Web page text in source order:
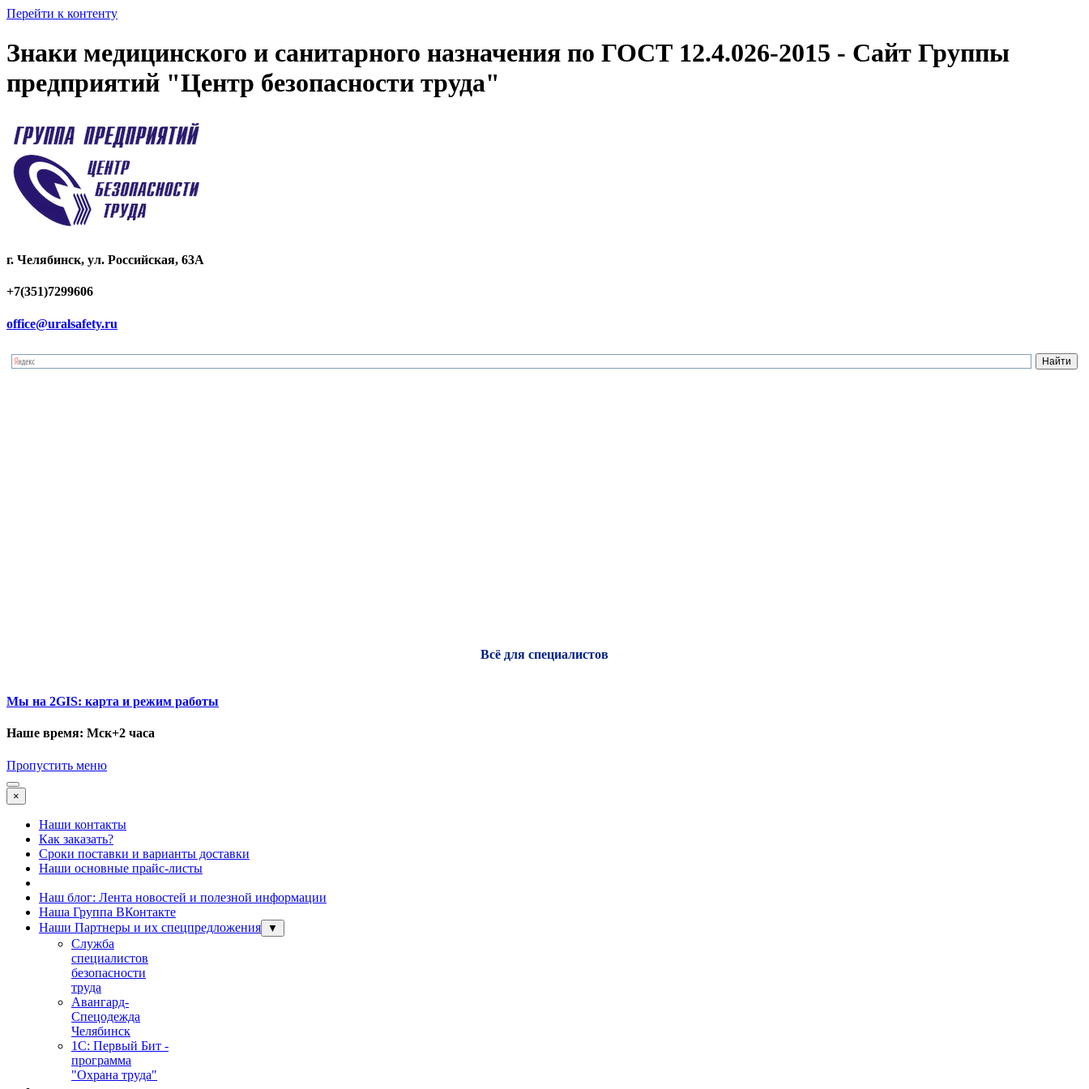
Перейти к контенту
Знаки медицинского и санитарного назначения по ГОСТ 12.4.026-2015 - Сайт Группы
предприятий "Центр безопасности труда"
г. Челябинск, ул. Российская, 63А
+7(351)7299606
office@uralsafety.ru
Всё для специалистов
Мы на 2GIS: карта и режим работы
Наше время: Мск+2 часа
Пропустить меню
×
Наши контакты
Как заказать?
Сроки поставки и варианты доставки
Наши основные прайс-листы
Наш блог: Лента новостей и полезной информации
Наша Группа ВКонтакте
Наши Партнеры и их спецпредложения
▼
Служба
специалистов
безопасности
труда
Авангард-
Спецодежда
Челябинск
1С: Первый Бит -
программа
"Охрана труда"